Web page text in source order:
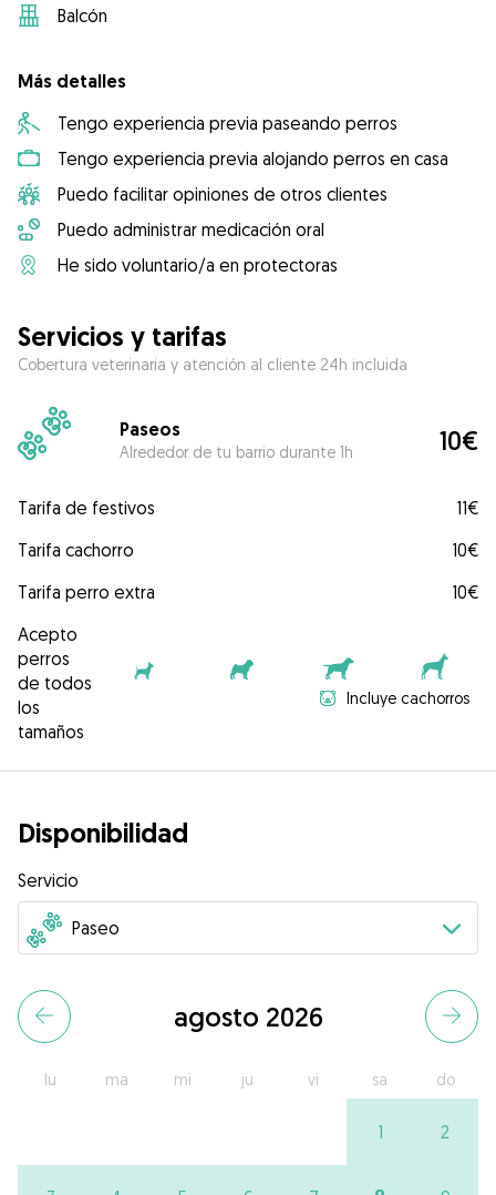
Balcón
Más detalles
Tengo experiencia previa paseando perros
Tengo experiencia previa alojando perros en casa
Puedo facilitar opiniones de otros clientes
Puedo administrar medicación oral
He sido voluntario/a en protectoras
Servicios y tarifas
Cobertura veterinaria y atención al cliente 24h incluida
Paseos
Alrededor de tu barrio durante 1h 10€
Tarifa de festivos
11€
Tarifa cachorro
10€
Tarifa perro extra
10€
Acepto
perros
de todos
los
tamaños
Incluye cachorros
Disponibilidad
Servicio
agosto 2026
lu ma mi ju vi sa do
1 2